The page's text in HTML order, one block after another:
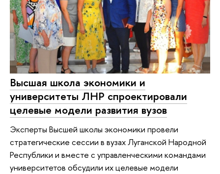
Высшая школа экономики и
университеты ЛНР спроектировали
целевые модели развития вузов
Эксперты Высшей школы экономики провели
стратегические сессии в вузах Луганской Народной
Республики и вместе с управленческими командами
университетов обсудили их целевые модели